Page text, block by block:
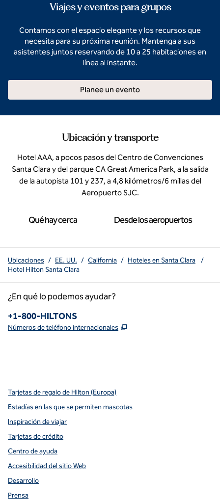
Viajes y eventos para grupos
Contamos con el espacio elegante y los recursos que
necesita para su próxima reunión. Mantenga a sus
asistentes juntos reservando de 10 a 25 habitaciones en
línea al instante.
Planee un evento
Ubicación y transporte
Hotel AAA, a pocos pasos del Centro de Convenciones
Santa Clara y del parque CA Great America Park, a la salida
de la autopista 101 y 237, a 4,8 kilómetros/6 millas del
Aeropuerto SJC.
Qué hay cerca Desde los aeropuertos
Ubicaciones / EE. UU. / California / Hoteles en Santa Clara
/
Hotel Hilton Santa Clara
¿En qué lo podemos ayudar?
Teléfono:
+1-800-HILTONS
Números de teléfono internacionales ,
Tarjetas de regalo de Hilton (Europa)
Estadías en las que se permiten mascotas
Inspiración de viajar
Tarjetas de crédito
Centro de ayuda
Accesibilidad del sitio Web
Desarrollo
Prensa